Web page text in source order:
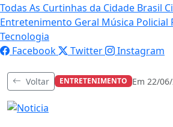
Todas As Curtinhas da Cidade Brasil
Entretenimento Geral Música Policial
Tecnologia
Facebook
Twitter Instagram
Voltar ENTRETENIMENTO Em 22/